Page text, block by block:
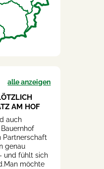
alle anzeigen
AM HOF
auch
Partnerschaft
genau
und fühlt sich
möchte